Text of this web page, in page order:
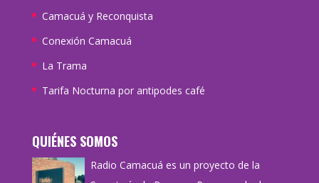
Camacuá y Reconquista
Conexión Camacuá
La Trama
Tarifa Nocturna por antipodes café
QUIÉNES SOMOS
Radio Camacuá es un proyecto de la